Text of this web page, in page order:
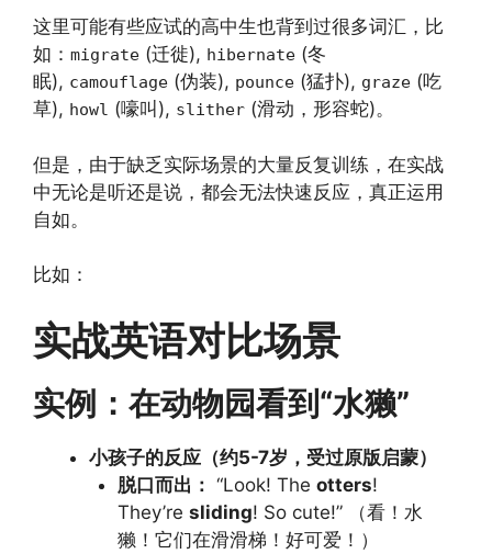
这里可能有些应试的高中生也背到过很多词汇，比
如： migrate (迁徙), hibernate (冬
眠), camouflage (伪装), pounce (猛扑), graze (吃
草), howl (嚎叫), slither (滑动，形容蛇)。
但是，由于缺乏实际场景的大量反复训练，在实战
中无论是听还是说，都会无法快速反应，真正运用
自如。
比如：
实战英语对比场景
实例：在动物园看到“水獭”
小孩子的反应（约5-7岁，受过原版启蒙）
脱口而出： “Look! The otters!
They’re sliding! So cute!” （看！水
獭！它们在滑滑梯！好可爱！）